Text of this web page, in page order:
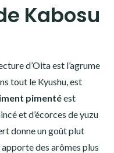
Kabosu
d’Oita est l’agrume
tout le Kyushu, est
pimentéest
et d’écorces de yuzu
donne un goût plut
des arômes plus